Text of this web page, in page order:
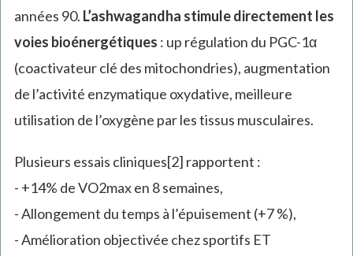
années 90. L’ashwagandha stimule directement les
voies bioénergétiques : up régulation du PGC-1α
(coactivateur clé des mitochondries), augmentation
de l’activité enzymatique oxydative, meilleure
utilisation de l’oxygène par les tissus musculaires.
Plusieurs essais cliniques[2] rapportent :
- +14% de VO2max en 8 semaines,
- Allongement du temps à l’épuisement (+7 %),
- Amélioration objectivée chez sportifs ET